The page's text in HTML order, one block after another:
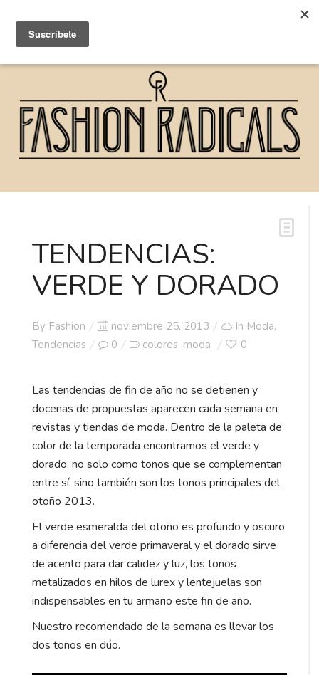
TENDENCIAS:
VERDE Y DORADO
By Fashion
Posted
on
noviembre 25, 2013 In Moda,
Tendencias
0 colores, moda 0
Las tendencias de fin de año no se detienen y
docenas de propuestas aparecen cada semana en
revistas y tiendas de moda. Dentro de la paleta de
color de la temporada encontramos el verde y
dorado, no solo como tonos que se complementan
entre sí, sino también son los tonos principales del
otoño 2013.
El verde esmeralda del otoño es profundo y oscuro
a diferencia del verde primaveral y el dorado sirve
de acento para dar calidez y luz, los tonos
metalizados en hilos de lurex y lentejuelas son
indispensables en tu armario este fin de año.
Nuestro recomendado de la semana es llevar los
dos tonos en dúo.